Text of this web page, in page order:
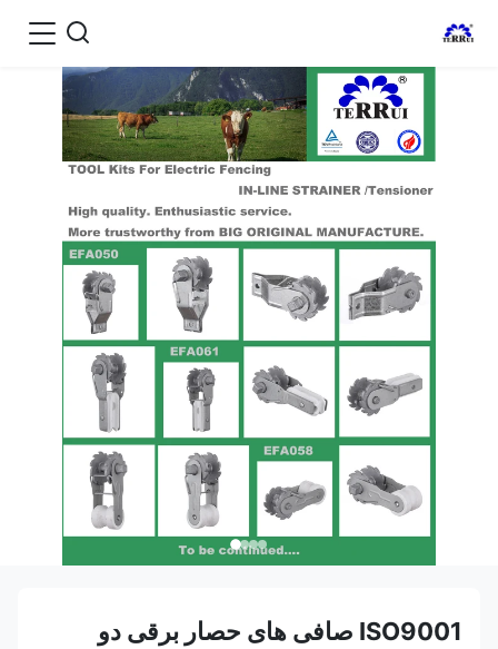
ISO9001 صافی های حصار برقی دو